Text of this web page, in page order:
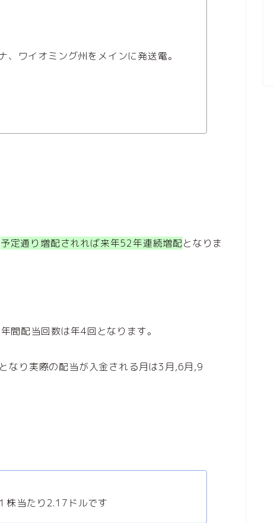
ワイオミング州をメインに発送電。
予定通り増配されれば来年52年連続増配となりま
間配当回数は年4回となります。
なり実際の配当が入金される月は3月,6月,9
株当たり2.17ドルです